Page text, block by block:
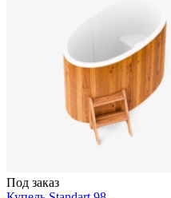
Под заказ